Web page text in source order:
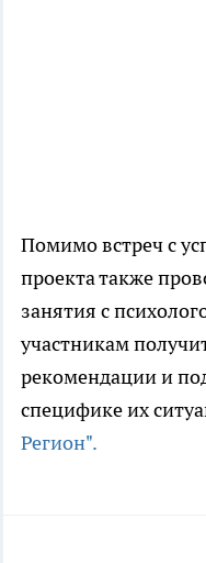
Помимо встреч с
проекта также
занятия с
участникам
рекомендации и
специфике их
Регион".